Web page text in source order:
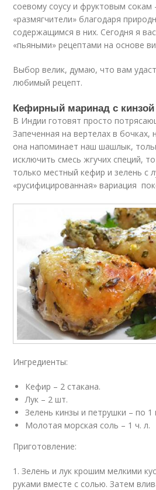
соевому соусу и фруктовым
«размягчители» благодаря
содержащимся в них. Сегодня я
«пьяными» рецептами на основе
Выбор велик, думаю, что вам
любимый рецепт.
Кефирный маринад с
В Индии готовят просто
Запеченная на вертелах в
она напоминает наш шашлык,
исключить смесь жгучих специй,
только местный кефир и зелень с
«русифицированная» вариация
Ингредиенты:
Кефир – 2 стакана.
Лук – 2 шт.
Зелень кинзы и петрушки – по 1
Молотая морская соль – 1 ч. л.
Приготовление:
1. Зелень и лук крошим мелкими
руками вместе с солью. Затем